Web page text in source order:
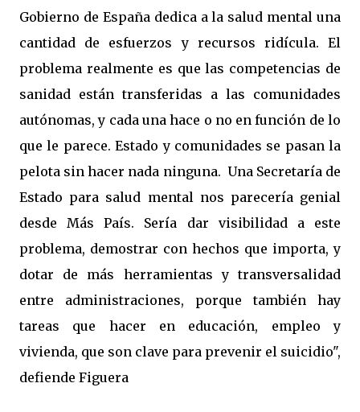
Gobierno de España dedica a la salud mental una
cantidad de esfuerzos y recursos ridícula. El
problema realmente es que las competencias de
sanidad están transferidas a las comunidades
autónomas, y cada una hace o no en función de lo
que le parece. Estado y comunidades se pasan la
pelota sin hacer nada ninguna. Una Secretaría de
Estado para salud mental nos parecería genial
desde Más País. Sería dar visibilidad a este
problema, demostrar con hechos que importa, y
dotar de más herramientas y transversalidad
entre administraciones, porque también hay
tareas que hacer en educación, empleo y
vivienda, que son clave para prevenir el suicidio",
defiende Figuera